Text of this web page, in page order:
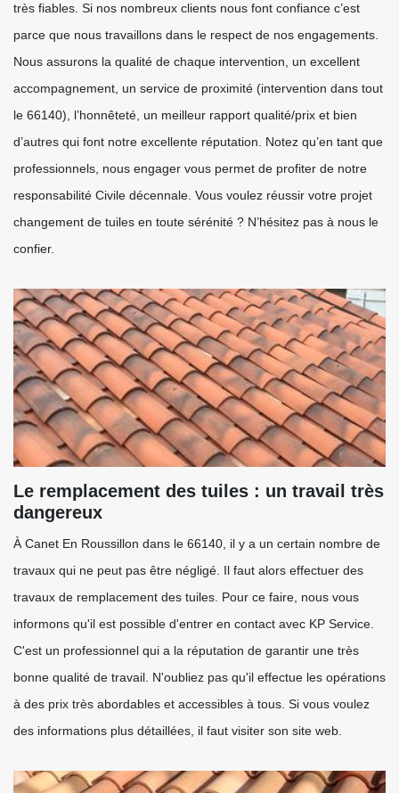
très fiables. Si nos nombreux clients nous font confiance c’est
parce que nous travaillons dans le respect de nos engagements.
Nous assurons la qualité de chaque intervention, un excellent
accompagnement, un service de proximité (intervention dans tout
le 66140), l’honnêteté, un meilleur rapport qualité/prix et bien
d’autres qui font notre excellente réputation. Notez qu’en tant que
professionnels, nous engager vous permet de profiter de notre
responsabilité Civile décennale. Vous voulez réussir votre projet
changement de tuiles en toute sérénité ? N’hésitez pas à nous le
confier.
Le remplacement des tuiles : un travail très
dangereux
À Canet En Roussillon dans le 66140, il y a un certain nombre de
travaux qui ne peut pas être négligé. Il faut alors effectuer des
travaux de remplacement des tuiles. Pour ce faire, nous vous
informons qu'il est possible d'entrer en contact avec KP Service.
C'est un professionnel qui a la réputation de garantir une très
bonne qualité de travail. N'oubliez pas qu'il effectue les opérations
à des prix très abordables et accessibles à tous. Si vous voulez
des informations plus détaillées, il faut visiter son site web.